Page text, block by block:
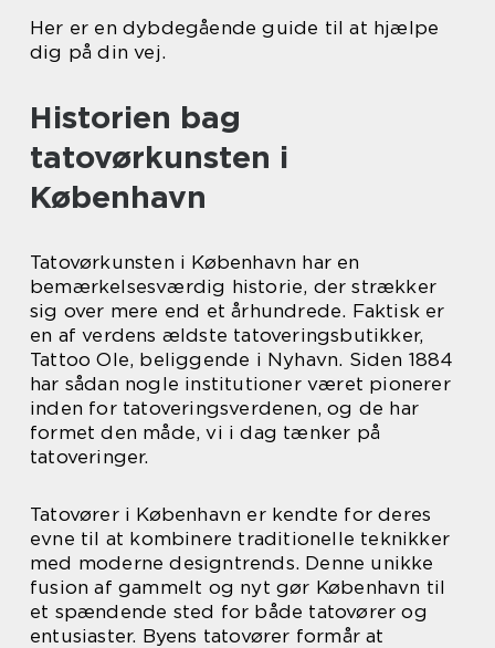
Her er en dybdegående guide til at hjælpe
dig på din vej.
Historien bag
tatovørkunsten i
København
Tatovørkunsten i København har en
bemærkelsesværdig historie, der strækker
sig over mere end et århundrede. Faktisk er
en af verdens ældste tatoveringsbutikker,
Tattoo Ole, beliggende i Nyhavn. Siden 1884
har sådan nogle institutioner været pionerer
inden for tatoveringsverdenen, og de har
formet den måde, vi i dag tænker på
tatoveringer.
Tatovører i København er kendte for deres
evne til at kombinere traditionelle teknikker
med moderne designtrends. Denne unikke
fusion af gammelt og nyt gør København til
et spændende sted for både tatovører og
entusiaster. Byens tatovører formår at